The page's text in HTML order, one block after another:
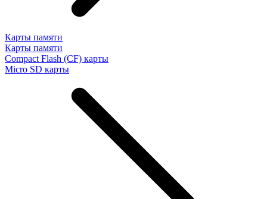
Карты памяти
Карты памяти
Compact Flash (CF) карты
Micro SD карты